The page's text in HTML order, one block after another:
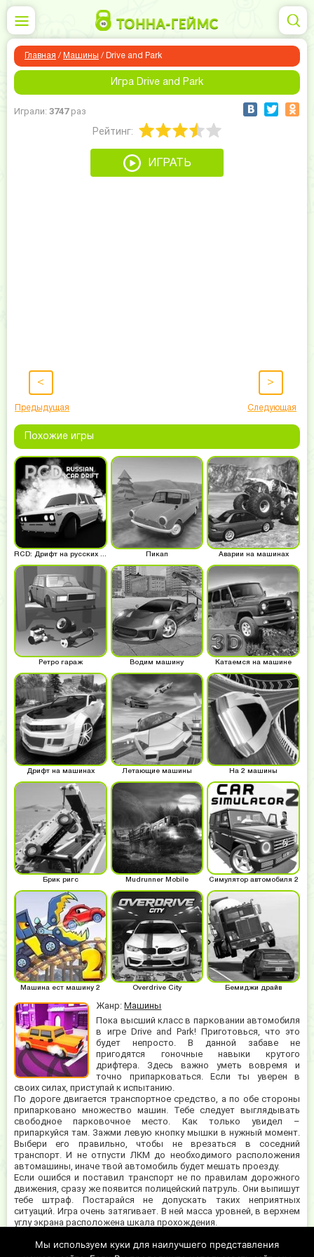
Главная / Машины / Drive and Park
Игра Drive and Park
Играли: 3747раз
Рейтинг:
ИГРАТЬ
<
Предыдущая
>
Следующая
Жанр:Машины
Пока высший класс в парковании автомобиля
в игре Drive and Park! Приготовься, что это
будет непросто. В данной забаве не
пригодятся гоночные навыки крутого
дрифтера. Здесь важно уметь вовремя и
точно припарковаться. Если ты уверен в
своих силах, приступай к испытанию.
По дороге двигается транспортное средство, а по обе стороны
припарковано множество машин. Тебе следует выглядывать
свободное парковочное место. Как только увидел –
припаркуйся там. Зажми левую кнопку мышки в нужный момент.
Выбери его правильно, чтобы не врезаться в соседний
транспорт. И не отпусти ЛКМ до необходимого расположения
автомашины, иначе твой автомобиль будет мешать проезду.
Если ошибся и поставил транспорт не по правилам дорожного
движения, сразу же появится полицейский патруль. Они выпишут
тебе штраф. Постарайся не допускать таких неприятных
ситуаций. Игра очень затягивает. В ней масса уровней, в верхнем
углу экрана расположена шкала прохождения.
уровней. За деньги можно открыть другие модели авто в гараже,
Похожие игры
Пикап Аварии на машинах
Ретро гараж Водим машину Катаемся на машине
Дрифт на машинах Летающие машины На 2 машины
Брик ригс Mudrunner Mobile Симулятор автомобиля 2
Машина ест машину 2 Overdrive City Бемиджи драйв
Мы используем куки для наилучшего представления